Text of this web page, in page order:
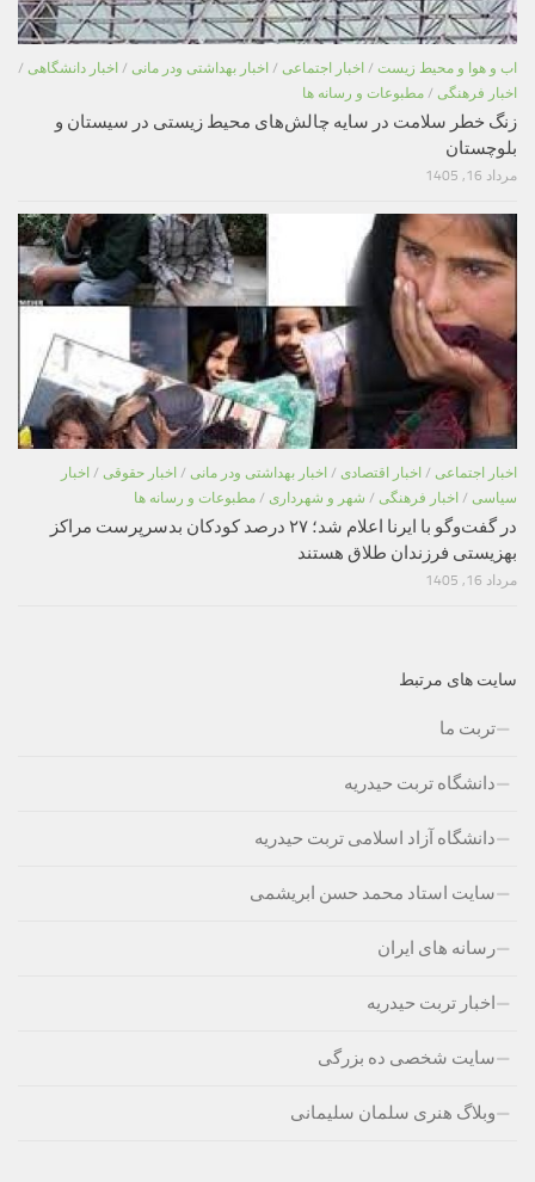
اب و هوا و محیط زیست / اخبار اجتماعی / اخبار بهداشتی ودر مانی / اخبار دانشگاهی /
اخبار فرهنگی / مطبوعات و رسانه ها
زنگ خطر سلامت در سایه چالش‌های محیط زیستی در سیستان و
بلوچستان
مرداد 16, 1405
اخبار اجتماعی / اخبار اقتصادی / اخبار بهداشتی ودر مانی / اخبار حقوقی / اخبار
سیاسی / اخبار فرهنگی / شهر و شهرداری / مطبوعات و رسانه ها
در گفت‌وگو با ایرنا اعلام شد؛ ۲۷ درصد کودکان بدسرپرست مراکز
بهزیستی فرزندان طلاق هستند
مرداد 16, 1405
سایت های مرتبط
تربت ما
دانشگاه تربت حیدریه
دانشگاه آزاد اسلامی تربت حیدریه
سایت استاد محمد حسن ابریشمی
رسانه های ایران
اخبار تربت حیدریه
سایت شخصی ده بزرگی
وبلاگ هنری سلمان سلیمانی